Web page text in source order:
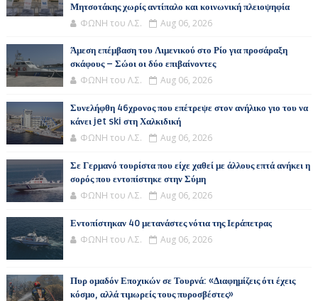
Μητσοτάκης χωρίς αντίπαλο και κοινωνική πλειοψηφία
ΦΩΝΗ του Λ.Σ. Aug 06, 2026
Άμεση επέμβαση του Λιμενικού στο Ρίο για προσάραξη
σκάφους – Σώοι οι δύο επιβαίνοντες
ΦΩΝΗ του Λ.Σ. Aug 06, 2026
Συνελήφθη 46χρονος που επέτρεψε στον ανήλικο γιο του να
κάνει jet ski στη Χαλκιδική
ΦΩΝΗ του Λ.Σ. Aug 06, 2026
Σε Γερμανό τουρίστα που είχε χαθεί με άλλους επτά ανήκει η
σορός που εντοπίστηκε στην Σύμη
ΦΩΝΗ του Λ.Σ. Aug 06, 2026
Εντοπίστηκαν 40 μετανάστες νότια της Ιεράπετρας
ΦΩΝΗ του Λ.Σ. Aug 06, 2026
Πυρ ομαδόν Εποχικών σε Τουρνά: «Διαφημίζεις ότι έχεις
κόσμο, αλλά τιμωρείς τους πυροσβέστες»